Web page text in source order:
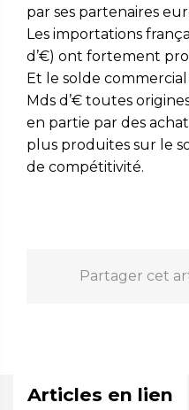
par ses partenaires
Les importations
d’€) ont fortement
Et le solde
Mds d’€ toutes
en partie par des
plus produites sur le
de compétitivité.
Partager cet
Articles en lien